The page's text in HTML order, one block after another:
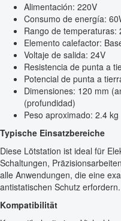
Alimentación: 220V
Consumo de energía:
Rango de temperaturas:
Elemento calefactor:
Voltaje de salida: 24V
Resistencia de punta a
Potencial de punta a
Dimensiones: 120 mm
(profundidad)
Peso aproximado: 2.4 kg
Typische Einsatzbereiche
Diese Lötstation ist ideal für
Schaltungen,
alle Anwendungen, die eine
antistatischen Schutz erfordern.
Kompatibilität